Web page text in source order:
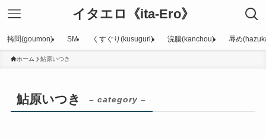
イタエロ《ita-Ero》
拷問(goumon) SM くすぐり(kusuguri) 浣腸(kanchou) 辱め
ホーム 鮎原いつき
鮎原いつき – category –